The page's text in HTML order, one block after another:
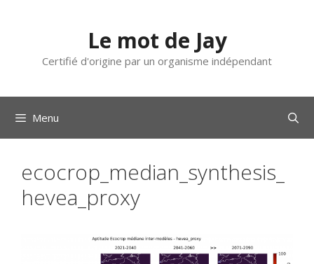
Le mot de Jay
Certifié d'origine par un organisme indépendant
Menu
ecocrop_median_synthesis_
hevea_proxy